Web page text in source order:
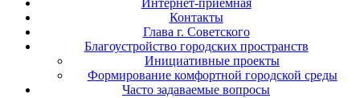
Интернет-приемная
Контакты
Глава г. Советского
Благоустройство городских пространств
Инициативные проекты
Формирование комфортной городской среды
Часто задаваемые вопросы